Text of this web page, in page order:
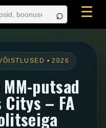
☰
• 2026
putsad
– FA